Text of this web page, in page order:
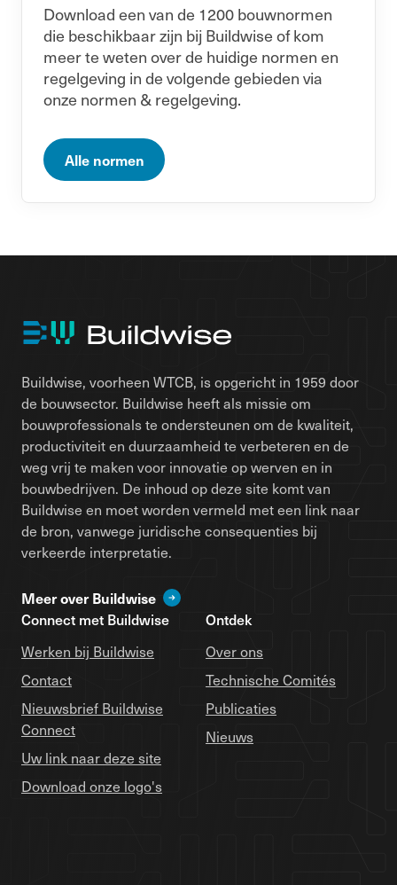
Download een van de 1200 bouwnormen
die beschikbaar zijn bij Buildwise of kom
meer te weten over de huidige normen en
regelgeving in de volgende gebieden via
onze normen & regelgeving.
Alle normen
Buildwise, voorheen WTCB, is opgericht in 1959 door
de bouwsector. Buildwise heeft als missie om
bouwprofessionals te ondersteunen om de kwaliteit,
productiviteit en duurzaamheid te verbeteren en de
weg vrij te maken voor innovatie op werven en in
bouwbedrijven. De inhoud op deze site komt van
Buildwise en moet worden vermeld met een link naar
de bron, vanwege juridische consequenties bij
verkeerde interpretatie.
Meer over Buildwise
Connect met Buildwise
Werken bij Buildwise
Contact
Nieuwsbrief Buildwise
Connect
Uw link naar deze site
Download onze logo's
Ontdek
Over ons
Technische Comités
Publicaties
Nieuws